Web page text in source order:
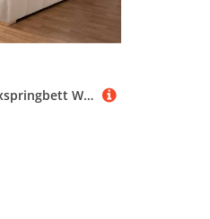
Home affaire Boxspringbett Wehma, inkl. Topper in 3 verschiedenen Matratzen, auch in Samtstoff